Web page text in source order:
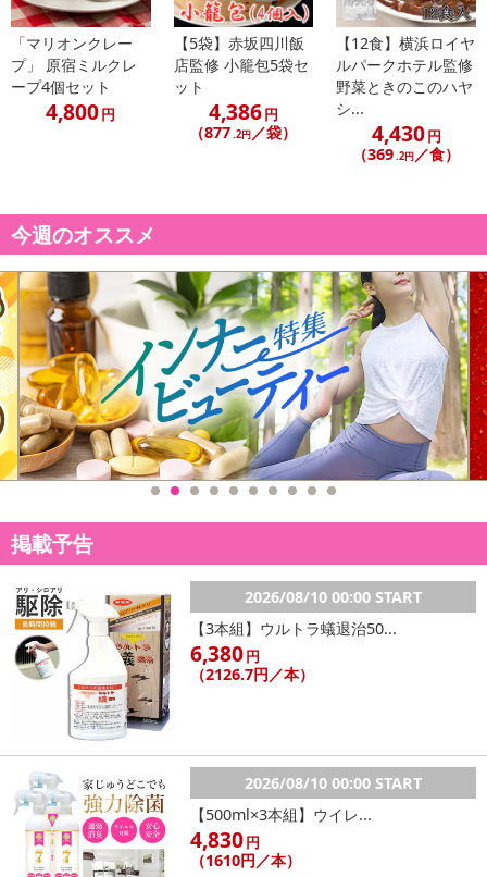
発送日カレンダー
休業日
■その他共通および商品カテゴリー別注意事項（※必ずご確認くだ
さい）
こちらの情報は2026年07月09日時点での情報となります。
「マリオンクレー
プ」 原宿ミルクレ
ープ4個セット
4,800円
【5袋】赤坂四川飯
店監修 小籠包5袋セ
ット
4,386円
（877.2円／袋）
【12食】横浜ロイヤ
ルパークホテル監修
野菜ときのこのハヤ
シ...
4,430円
（369.2円／食）
今週のオススメ
掲載予告
2026/08/10 00:00 START
【3本組】ウルトラ蟻退治50...
6,380円
（2126.7円／本）
2026/08/10 00:00 START
【500ml×3本組】ウイレ...
4,830円
（1610円／本）